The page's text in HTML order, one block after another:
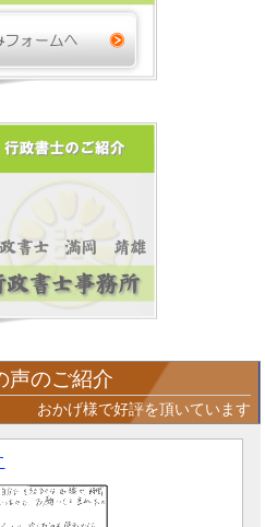
声のご紹介
おかげ様で好評を頂いています